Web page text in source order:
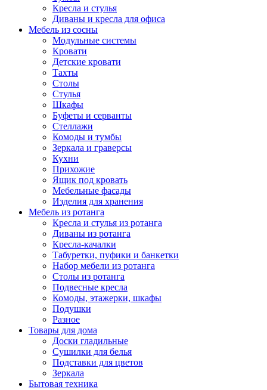
Кресла и стулья
Диваны и кресла для офиса
Мебель из сосны
Модульные системы
Кровати
Детские кровати
Тахты
Столы
Стулья
Шкафы
Буфеты и серванты
Стеллажи
Комоды и тумбы
Зеркала и граверсы
Кухни
Прихожие
Ящик под кровать
Мебельные фасады
Изделия для хранения
Мебель из ротанга
Кресла и стулья из ротанга
Диваны из ротанга
Кресла-качалки
Табуретки, пуфики и банкетки
Набор мебели из ротанга
Столы из ротанга
Подвесные кресла
Комоды, этажерки, шкафы
Подушки
Разное
Товары для дома
Доски гладильные
Сушилки для белья
Подставки для цветов
Зеркала
Бытовая техника